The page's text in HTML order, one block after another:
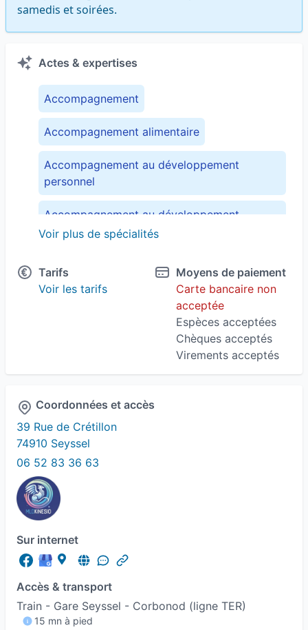
samedis et soirées.
Actes & expertises
Accompagnement
Accompagnement alimentaire
Accompagnement au développement
personnel
Accompagnement au développement
professionnel
Accompagnement parental
Aide aux aidants Anxiété
Difficultés et troubles des apprentissages
Gestion du stress
Hypersensibles
Récupération sportive
Stress
sans hyperactivité
Troubles du sommeil
Voir plus de spécialités
Tarifs
Voir les tarifs
Moyens de paiement
Carte bancaire non
acceptée
Espèces acceptées
Chèques acceptés
Virements acceptés
Coordonnées et accès
39 Rue de Crétillon
74910 Seyssel
06 52 83 36 63
Sur internet
Accès & transport
Train - Gare Seyssel - Corbonod (ligne TER)
15 mn à pied